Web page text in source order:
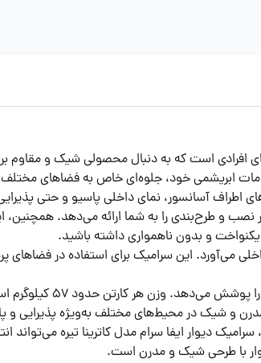
شده و با لعاب مات ابریشمی خود، جلوه‌ای خاص به
اطراف آسانسور، نمای داخلی پاسیو و حتی
داشتن 6 فیس مختلف است که تنوع در نصب و طرح‌بندی را به شما
و بدون ناهمواری داشته باشید.
می‌آورد. این سرامیک برای استفاده در فضاهای
هر کارتن از این محصول
و شیک در محیط‌های مختلف به‌ویژه پذیرایی و
دیوار ایفا سرام مدل کاترینا تیره
با طرحی شیک و مدرن است.